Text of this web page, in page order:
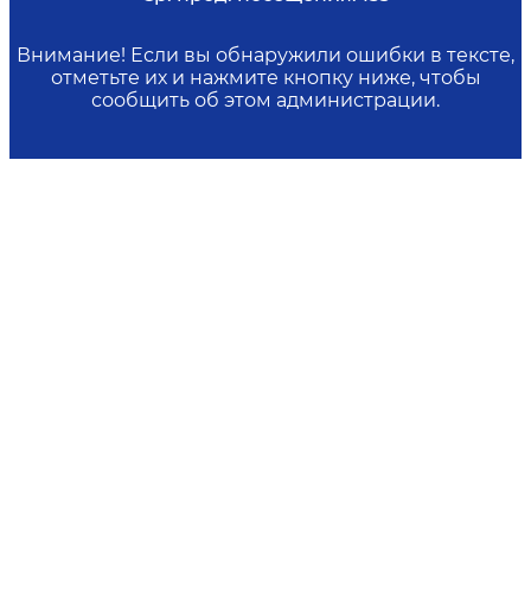
Внимание! Если вы обнаружили ошибки в тексте,
отметьте их и нажмите кнопку ниже, чтобы
сообщить об этом администрации.